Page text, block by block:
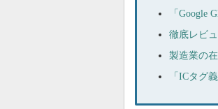
「Google
徹底レビ
製造業の
「ICタグ